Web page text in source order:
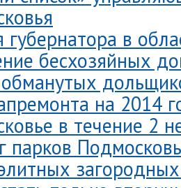
в
бесхозяйных
обманутых
на 2014
в течение 2
парков